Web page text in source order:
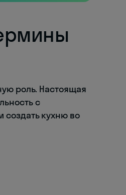
роль. Настоящая
с
создать кухню во